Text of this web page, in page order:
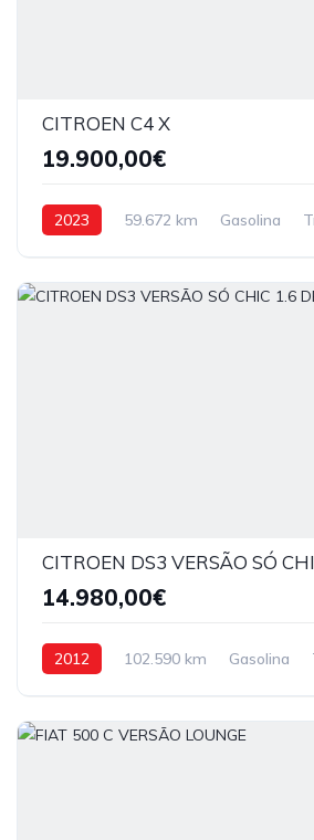
CITROEN C4 X
19.900,00€
2023 59.672 km Gasolina
14.980,00€
2012 102.590 km Gasolina